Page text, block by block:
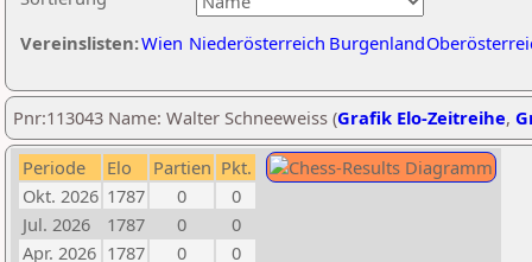
Vereinslisten:Wien Niederösterreich Burgenland
Pnr:113043 Name: Walter Schneeweiss (Grafik Elo-Zeitreihe,
Periode Elo Partien Pkt.
Okt. 2026 1787 0
0
Jul. 2026
1787 0
0
Apr. 2026 1787 0
0